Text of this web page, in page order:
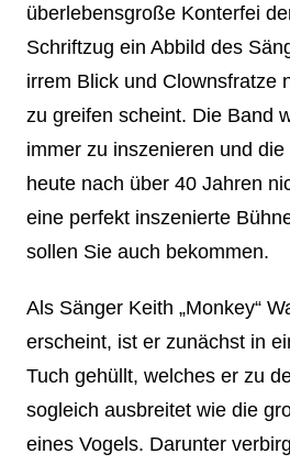
überlebensgroße Konterfei
Schriftzug ein Abbild des
irrem Blick und Clownsfratze
zu greifen scheint. Die Band
immer zu inszenieren und
heute nach über 40 Jahren
eine perfekt inszenierte
sollen Sie auch bekommen.
Als Sänger Keith „Monkey“
erscheint, ist er zunächst in
Tuch gehüllt, welches er zu
sogleich ausbreitet wie die
eines Vogels. Darunter